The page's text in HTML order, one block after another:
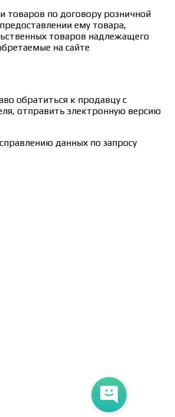
товаров по договору розничной
ему товара,
товаров надлежащего
на сайте
обратиться к продавцу с
отправить электронную версию
данных по запросу